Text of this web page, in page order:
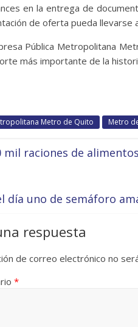
en la entrega de
de oferta pueda llevarse
Pública Metropolitana
más importante de la
Metro de Quito Metro
mil raciones de
día uno de semáforo
respuesta
de correo electrónico no
*